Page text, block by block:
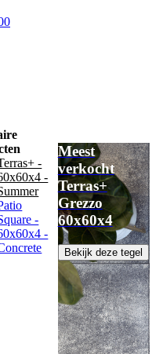
-
-
-
-
Meest
verkocht
Terras+
Grezzo
60x60x4
Bekijk deze tegel